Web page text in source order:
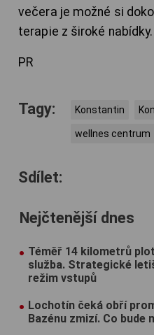
večera je možné si
terapie z široké nabídky.
PR
Tagy: Konstantin
wellnes centrum
Sdílet:
Nejčtenější dnes
Téměř 14 kilometrů
služba. Strategické
režim vstupů
Lochotín čeká obří
Bazénu zmizí. Co bude